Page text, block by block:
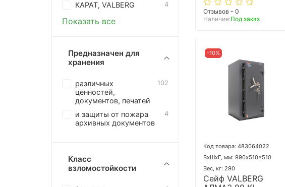
Отзывов - 0
Наличие:Под заказ
-10%
Код товара: 483064022
ВхШхГ, мм: 990x510x510
Вес, кг: 290
Сейф VALBERG
КАРАТ, VALBERG 4
Показать все
Предназначен для
хранения
различных
ценностей,
документов, печатей
102
и защиты от пожара
архивных документов
4
Класс
взломостойкости